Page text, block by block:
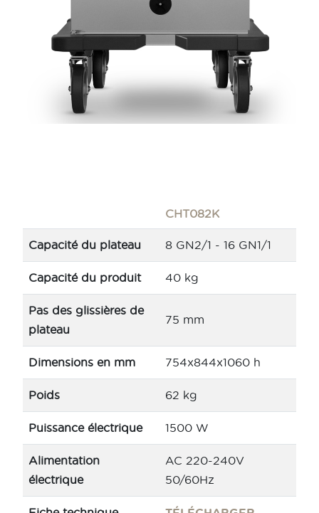
CHT082K
Capacité du plateau 8 GN2/1 - 16 GN1/1
Capacité du produit 40 kg
Pas des glissières de
plateau
75 mm
Dimensions en mm 754x844x1060 h
Poids 62 kg
Puissance électrique 1500 W
Alimentation
électrique
AC 220-240V
50/60Hz